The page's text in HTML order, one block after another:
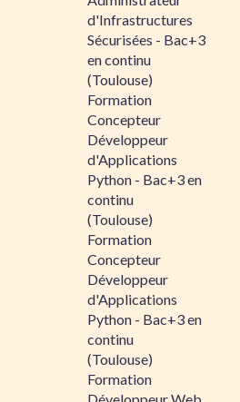
d'Infrastructures
Sécurisées - Bac+3
en continu
(Toulouse)
Formation
Concepteur
Développeur
d'Applications
Python - Bac+3 en
continu
(Toulouse)
Formation
Concepteur
Développeur
d'Applications
Python - Bac+3 en
continu
(Toulouse)
Formation